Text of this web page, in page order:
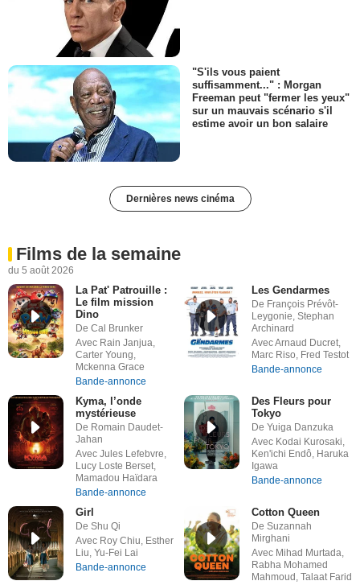
"S'ils vous paient
suffisamment..." : Morgan
Freeman peut "fermer les yeux"
sur un mauvais scénario s'il
estime avoir un bon salaire
Dernières news cinéma
Films de la semaine
du 5 août 2026
La Pat' Patrouille :
Le film mission
Dino
De Cal Brunker
Avec Rain Janjua,
Carter Young,
Mckenna Grace
Bande-annonce
Les Gendarmes
De François Prévôt-
Leygonie, Stephan
Archinard
Avec Arnaud Ducret,
Marc Riso, Fred Testot
Bande-annonce
Kyma, l’onde
mystérieuse
De Romain Daudet-
Jahan
Avec Jules Lefebvre,
Lucy Loste Berset,
Mamadou Haïdara
Bande-annonce
Des Fleurs pour
Tokyo
De Yuiga Danzuka
Avec Kodai Kurosaki,
Ken'ichi Endô, Haruka
Igawa
Bande-annonce
Girl
De Shu Qi
Avec Roy Chiu, Esther
Liu, Yu-Fei Lai
Bande-annonce
Cotton Queen
De Suzannah
Mirghani
Avec Mihad Murtada,
Rabha Mohamed
Mahmoud, Talaat Farid